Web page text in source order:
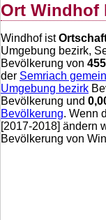
Ort Windhof
Windhof ist
Umgebung bezirk,
Bevölkerung von 455
der Semriach
Umgebung bezirk
Bevölkerung und
Bevölkerung. Wenn
[2017-2018] ändern
Bevölkerung von